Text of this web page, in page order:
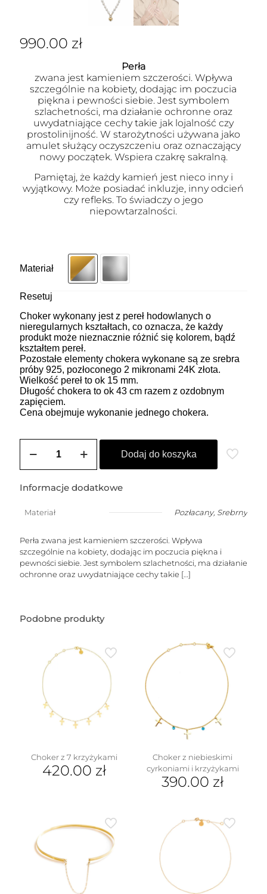
990.00 zł
Perła
zwana jest kamieniem szczerości. Wpływa
szczególnie na kobiety, dodając im poczucia
piękna i pewności siebie. Jest symbolem
szlachetności, ma działanie ochronne oraz
uwydatniające cechy takie jak lojalność czy
prostolinijność. W starożytności używana jako
amulet służący oczyszczeniu oraz oznaczający
nowy początek. Wspiera czakrę sakralną.
Pamiętaj, że każdy kamień jest nieco inny i
wyjątkowy. Może posiadać inkluzje, inny odcień
czy refleks. To świadczy o jego
niepowtarzalności.
Materiał
Resetuj
Choker wykonany jest z pereł hodowlanych o
nieregularnych kształtach, co oznacza, że każdy
produkt może nieznacznie różnić się kolorem, bądź
kształtem pereł.
Pozostałe elementy chokera wykonane są ze srebra
próby 925, pozłoconego 2 mikronami 24K złota.
Wielkość pereł to ok 15 mm.
Długość chokera to ok 43 cm razem z ozdobnym
zapięciem.
Cena obejmuje wykonanie jednego chokera.
Choker
Dodaj do koszyka
Informacje dodatkowe
Materiał Pozłacany, Srebrny
Perła zwana jest kamieniem szczerości. Wpływa
szczególnie na kobiety, dodając im poczucia piękna i
pewności siebie. Jest symbolem szlachetności, ma działanie
ochronne oraz uwydatniające cechy takie […]
Podobne produkty
Choker z 7 krzyżykami
420.00 zł
Choker z niebieskimi
cyrkoniami i krzyżykami
390.00 zł